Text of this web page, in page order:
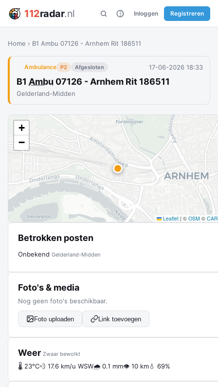
112radar.nl Inloggen Registreren
Home › B1 Ambu 07126 - Arnhem Rit 186511
Ambulance P2 Afgesloten 17-06-2026 18:33
B1 Ambu 07126 - Arnhem Rit 186511
Gelderland-Midden
+
−
Leaflet | © OSM ©
Betrokken posten
Onbekend Gelderland-Midden
Foto's & media
Nog geen foto's beschikbaar.
Foto uploaden Link toevoegen
Weer Zwaar bewolkt
🌡 23°C💨 17.6 km/u WSW🌧 0.1 mm👁 10 km💧 69%